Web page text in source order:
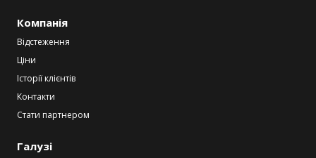
Компанія
Відстеження
Ціни
Історії клієнтів
Контакти
Стати партнером
Галузі